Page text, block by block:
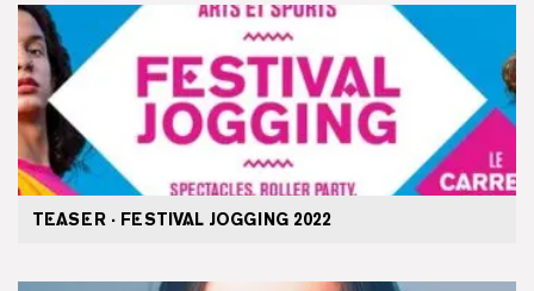
TEASER · FESTIVAL JOGGING 2022